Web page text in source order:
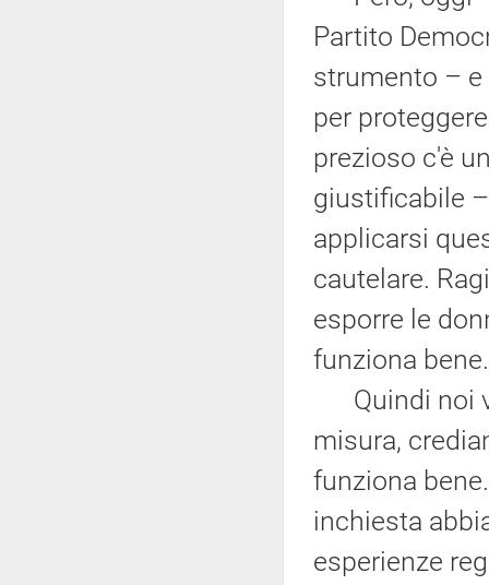
Partito
strumento – e
per
prezioso c'è
giustificabile
applicarsi
cautelare.
esporre le
funziona
Quindi noi
misura,
funziona
inchiesta
esperienze